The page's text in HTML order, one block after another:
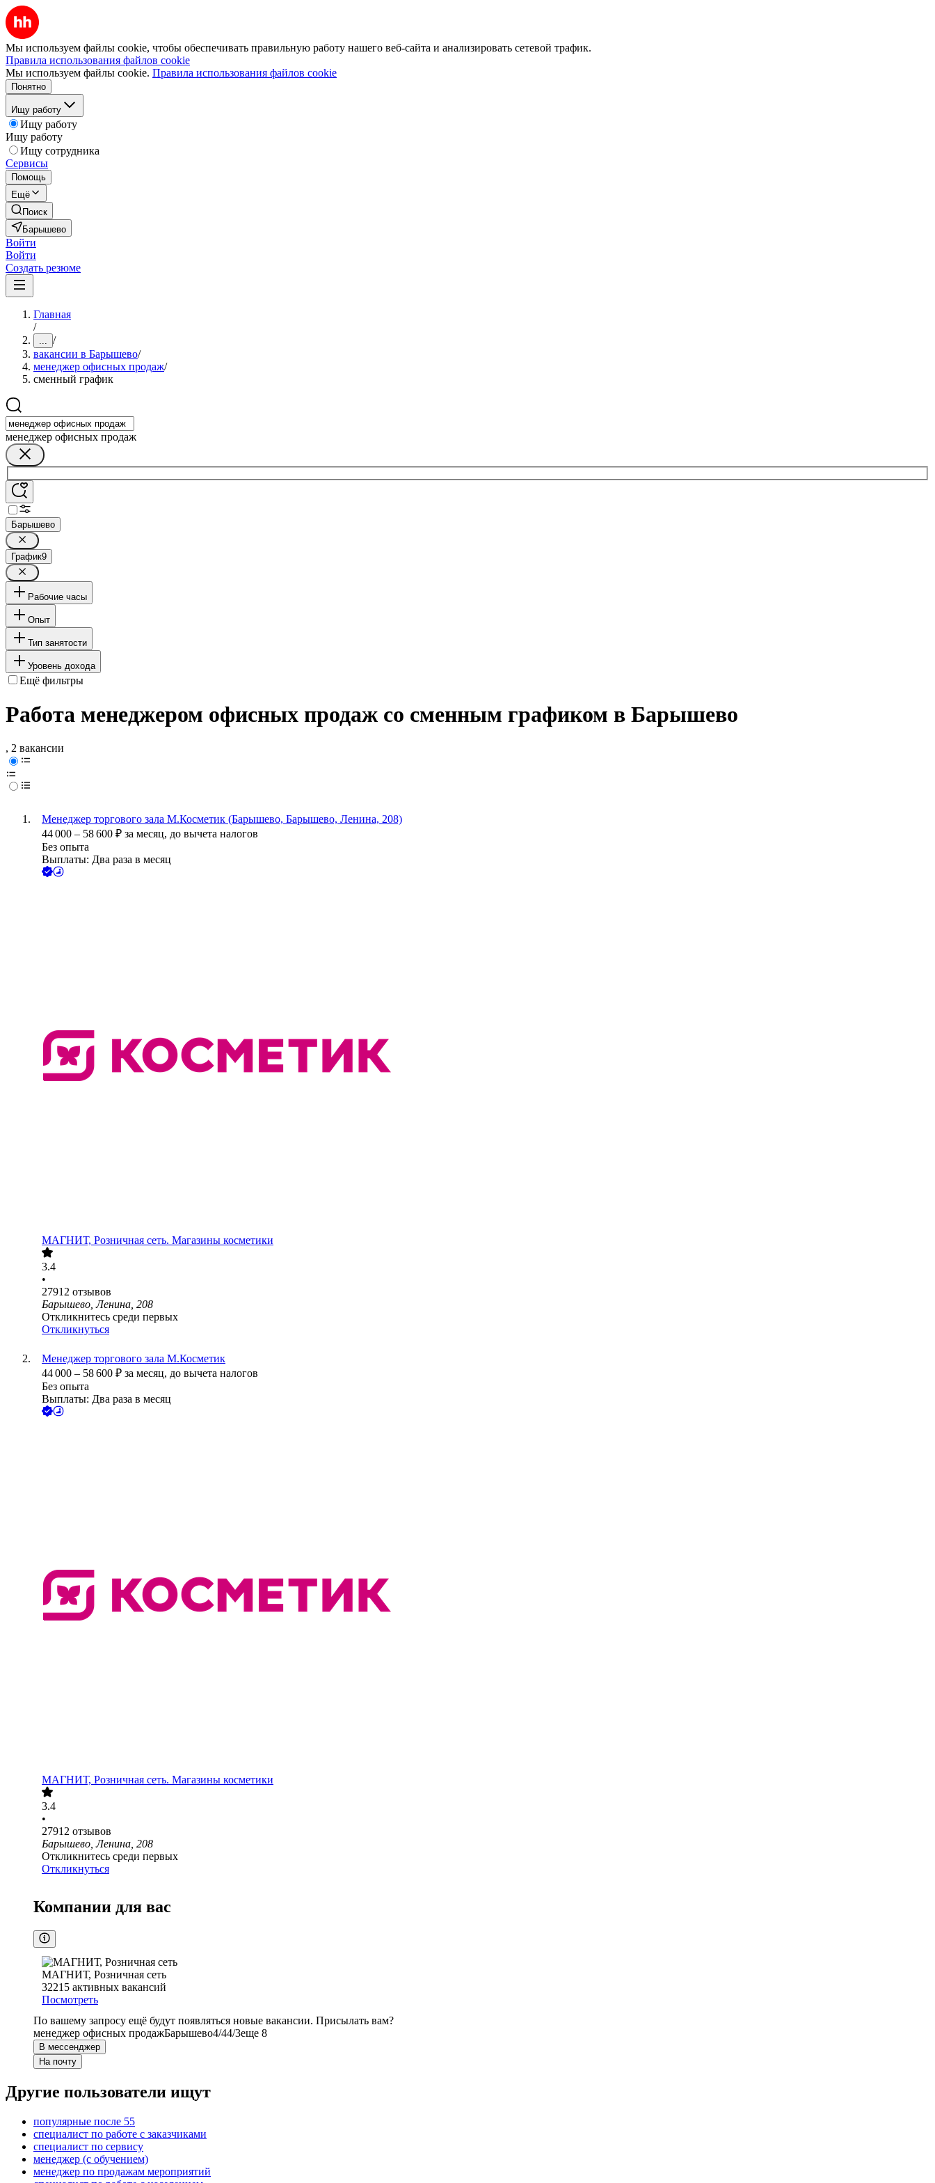
Мы используем файлы cookie, чтобы обеспечивать правильную работу нашего веб-сайта и анализировать сетевой трафик.
Правила использования файлов cookie
Мы используем файлы cookie. Правила использования файлов cookie
Понятно
Ищу работу
Ищу работу
Ищу работу
Ищу сотрудника
Сервисы
Помощь
Ещё
Поиск
Барышево
Войти
Войти
Создать резюме
Главная
/
... /
вакансии в Барышево/
менеджер офисных продаж/
сменный график
менеджер офисных продаж
Барышево
График9
Рабочие часы
Опыт
Тип занятости
Уровень дохода
Ещё фильтры
Работа менеджером офисных продаж со сменным графиком в Барышево
, 2 вакансии
Менеджер торгового зала М.Косметик (Барышево, Барышево, Ленина, 208)
44 000 – 58 600 ₽ за месяц, до вычета налогов
Без опыта
Выплаты: Два раза в месяц
МАГНИТ, Розничная сеть. Магазины косметики
3.4
•
27912 отзывов
Барышево, Ленина, 208
Откликнитесь среди первых
Откликнуться
Менеджер торгового зала М.Косметик
44 000 – 58 600 ₽ за месяц, до вычета налогов
Без опыта
Выплаты: Два раза в месяц
МАГНИТ, Розничная сеть. Магазины косметики
3.4
•
27912 отзывов
Барышево, Ленина, 208
Откликнитесь среди первых
Откликнуться
Компании для вас
МАГНИТ, Розничная сеть
32215 активных вакансий
Посмотреть
По вашему запросу ещё будут появляться новые вакансии. Присылать вам?
менеджер офисных продажБарышево4/44/3еще 8
В мессенджер
На почту
Другие пользователи ищут
популярные после 55
специалист по работе с заказчиками
специалист по сервису
менеджер (с обучением)
менеджер по продажам мероприятий